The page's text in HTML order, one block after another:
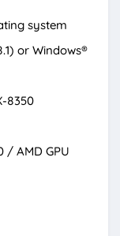
system
or Windows®
8350
/ AMD GPU